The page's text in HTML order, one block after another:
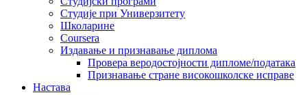
Студије при Универзитету
Школарине
Coursera
Издавање и признавање диплома
Провера веродостојности дипломе/података
Признавање стране високошколске исправе
Настава